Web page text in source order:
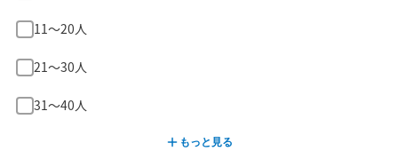
11〜20人
21〜30人
31〜40人
もっと見る